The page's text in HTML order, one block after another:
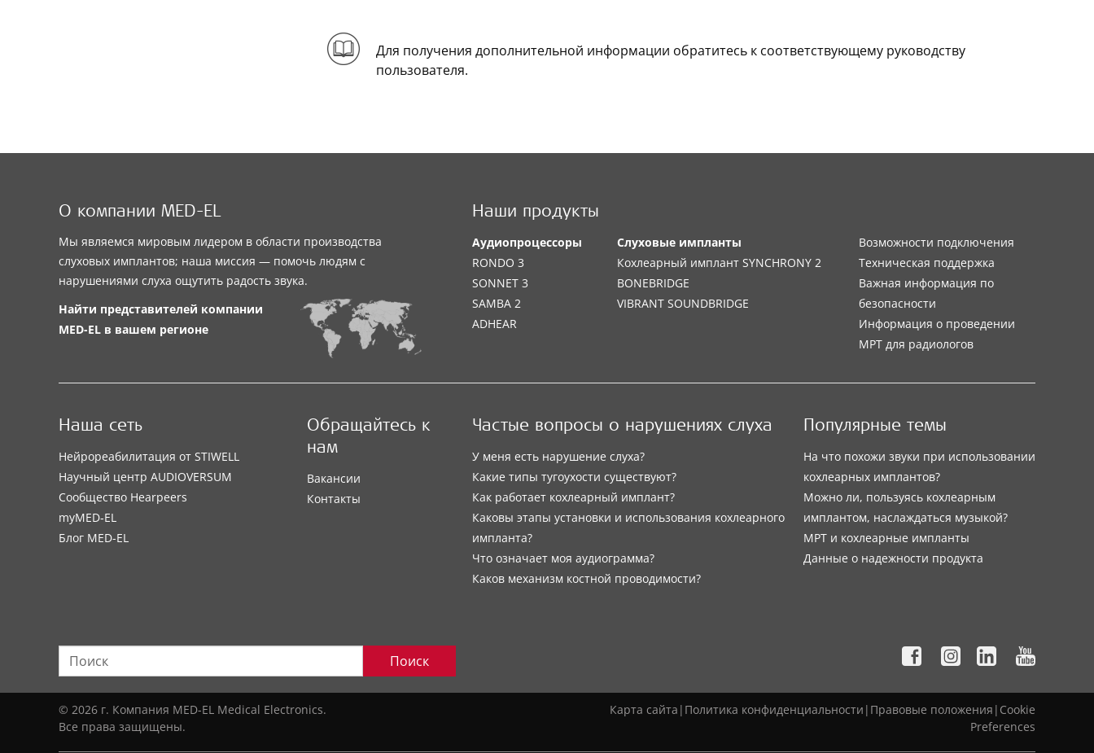
Для получения дополнительной информации обратитесь к соответствующему руководству
пользователя.
О компании MED-EL
Мы являемся мировым лидером в области производства
слуховых имплантов; наша миссия — помочь людям с
нарушениями слуха ощутить радость звука.
Найти представителей компании
MED-EL в вашем регионе
Наши продукты
Аудиопроцессоры
RONDO 3
SONNET 3
SAMBA 2
ADHEAR
Слуховые импланты
Кохлеарный имплант SYNCHRONY 2
BONEBRIDGE
VIBRANT SOUNDBRIDGE
Возможности подключения
Техническая поддержка
Важная информация по
безопасности
Информация о проведении
МРТ для радиологов
Частые вопросы о нарушениях слуха
У меня есть нарушение слуха?
Какие типы тугоухости существуют?
Как работает кохлеарный имплант?
Каковы этапы установки и использования кохлеарного
импланта?
Что означает моя аудиограмма?
Каков механизм костной проводимости?
Популярные темы
На что похожи звуки при использовании
кохлеарных имплантов?
Можно ли, пользуясь кохлеарным
имплантом, наслаждаться музыкой?
МРТ и кохлеарные импланты
Данные о надежности продукта
Наша сеть
Нейрореабилитация от STIWELL
Научный центр AUDIOVERSUM
Сообщество Hearpeers
myMED‑EL
Блог MED-EL
Обращайтесь к
нам
Вакансии
Контакты
Поиск
© 2026 г. Компания MED-EL Medical Electronics.
Все права защищены.
Карта сайта | Политика конфиденциальности | Правовые положения | Cookie
Preferences